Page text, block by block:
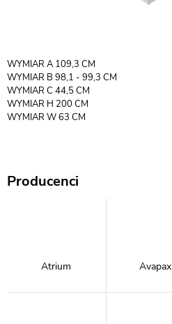
WYMIAR A 109,3 CM
WYMIAR B 98,1 - 99,3 CM
WYMIAR C 44,5 CM
WYMIAR H 200 CM
WYMIAR W 63 CM
Producenci
Atrium Avapax